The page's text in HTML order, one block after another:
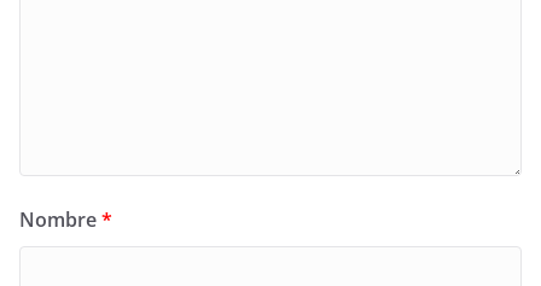
Nombre*